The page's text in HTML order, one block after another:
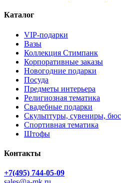
Каталог
VIP-подарки
Вазы
Коллекция Стимпанк
Корпоративные заказы
Новогодние подарки
Посуда
Предметы интерьера
Религиозная тематика
Свадебные подарки
Скульптуры, сувениры,
Спортивная тематика
Штофы
Контакты
+7(495) 744-05-09